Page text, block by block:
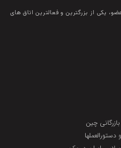
اتاق هم‌ اکنون با بيش از ۷۰۰۰ عضو، يکی از بزرگترين و فعالترين اتاق‌ های
چین